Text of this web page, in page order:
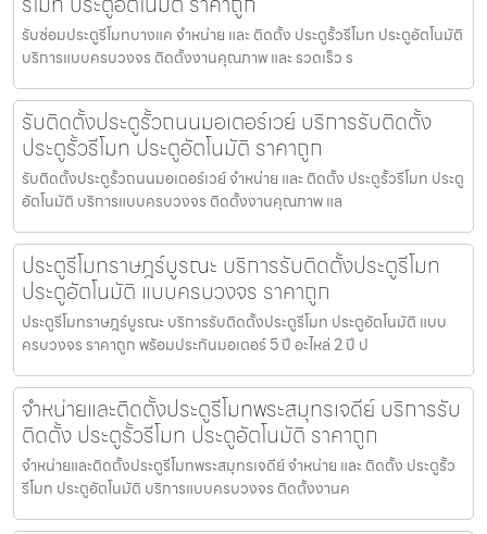
รับซ่อมประตูรีโมทบางแค จำหน่าย และ ติดตั้ง ประตูรั้วรีโมท ประตูอัตโนมัติ
บริการแบบครบวงจร ติดตั้งงานคุณภาพ และ รวดเร็ว ร
รับติดตั้งประตูรั้วถนนมอเตอร์เวย์ บริการรับติดตั้ง
ประตูรั้วรีโมท ประตูอัตโนมัติ ราคาถูก
รับติดตั้งประตูรั้วถนนมอเตอร์เวย์ จำหน่าย และ ติดตั้ง ประตูรั้วรีโมท ประตู
อัตโนมัติ บริการแบบครบวงจร ติดตั้งงานคุณภาพ แล
ประตูรีโมทราษฎร์บูรณะ บริการรับติดตั้งประตูรีโมท
ประตูอัตโนมัติ แบบครบวงจร ราคาถูก
ประตูรีโมทราษฎร์บูรณะ บริการรับติดตั้งประตูรีโมท ประตูอัตโนมัติ แบบ
ครบวงจร ราคาถูก พร้อมประกันมอเตอร์ 5 ปี อะไหล่ 2 ปี ป
จำหน่ายและติดตั้งประตูรีโมทพระสมุทรเจดีย์ บริการรับ
ติดตั้ง ประตูรั้วรีโมท ประตูอัตโนมัติ ราคาถูก
จำหน่ายและติดตั้งประตูรีโมทพระสมุทรเจดีย์ จำหน่าย และ ติดตั้ง ประตูรั้ว
รีโมท ประตูอัตโนมัติ บริการแบบครบวงจร ติดตั้งงานค